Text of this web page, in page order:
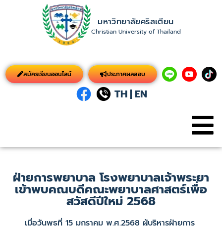
มหาวิทยาลัยคริสเตียน
Christian University of Thailand
สมัครเรียนออนไลน์ ประกาศผลสอบ
TH| EN
ฝ่ายการพยาบาล โรงพยาบาลเจ้าพระยา
เข้าพบคณบดีคณะพยาบาลศาสตร์เพื่อ
สวัสดีปีใหม่ 2568
เมื่อวันพุธที่ 15 มกราคม พ.ศ.2568 ผู้บริหารฝ่ายการ